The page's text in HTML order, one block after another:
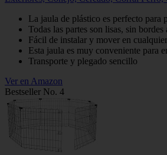
La jaula de plástico es perfecto para
Todas las partes son lisas, sin bordes
Fácil de instalar y mover en
Esta jaula es muy conveniente para
Transporte y plegado sencillo
Ver en Amazon
Bestseller No. 4